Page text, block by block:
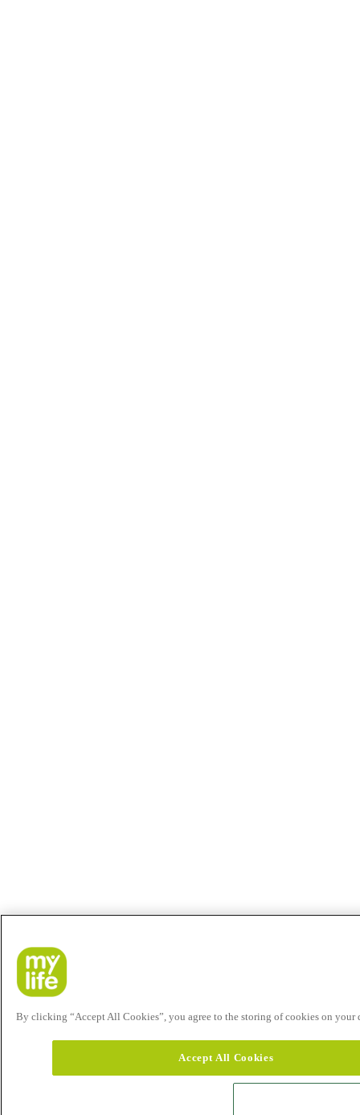
By clicking “Accept All Cookies”, you agree to the storing of cookies on your
Accept All Cookies